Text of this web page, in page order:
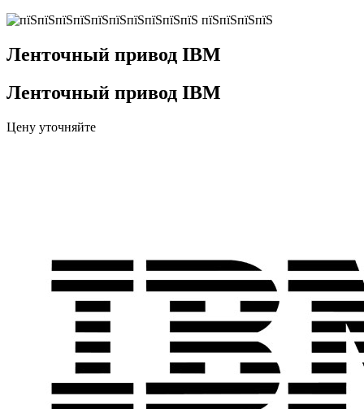
Ленточный привод IBM
Ленточный привод IBM
Цену уточняйте